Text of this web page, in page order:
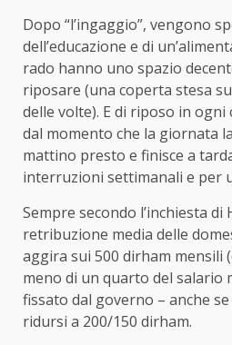
Dopo “l’ingaggio”, vengono
dell’educazione e di
rado hanno uno spazio
riposare (una coperta stesa
delle volte). E di riposo in ogni
dal momento che la giornata
mattino presto e finisce a
interruzioni settimanali e per
Sempre secondo l’inchiesta di
retribuzione media delle
aggira sui 500 dirham mensili
meno di un quarto del salario
fissato dal governo – anche
ridursi a 200/150 dirham.